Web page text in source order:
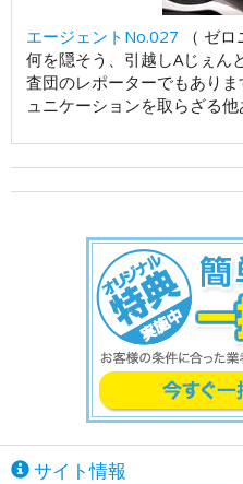
エージェントNo.027 （ ゼ
何を隠そう、引越しAじぇん
査団のレポーターでもあり
ュニケーションを取らざる他
サイト情報